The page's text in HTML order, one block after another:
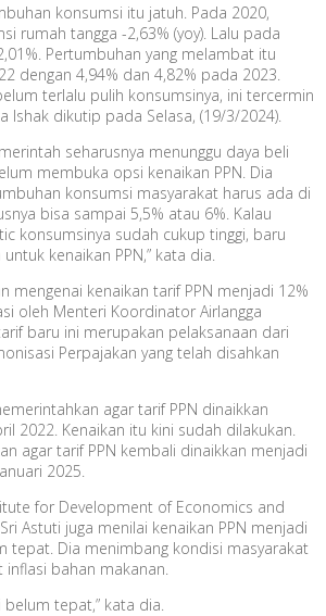
konsumsi itu jatuh. Pada 2020,
rumah tangga -2,63% (yoy). Lalu pada
Pertumbuhan yang melambat itu
dengan 4,94% dan 4,82% pada 2023.
terlalu pulih konsumsinya, ini tercermin
Ishak dikutip pada Selasa, (19/3/2024).
seharusnya menunggu daya beli
membuka opsi kenaikan PPN. Dia
konsumsi masyarakat harus ada di
bisa sampai 5,5% atau 6%. Kalau
konsumsinya sudah cukup tinggi, baru
kenaikan PPN,” kata dia.
mengenai kenaikan tarif PPN menjadi 12%
oleh Menteri Koordinator Airlangga
baru ini merupakan pelaksanaan dari
Perpajakan yang telah disahkan
agar tarif PPN dinaikkan
2022. Kenaikan itu kini sudah dilakukan.
agar tarif PPN kembali dinaikkan menjadi
2025.
for Development of Economics and
Astuti juga menilai kenaikan PPN menjadi
tepat. Dia menimbang kondisi masyarakat
bahan makanan.
belum tepat,” kata dia.